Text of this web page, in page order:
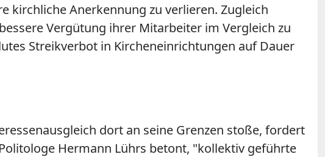
kirchliche Anerkennung zu verlieren. Zugleich
Vergütung ihrer Mitarbeiter im Vergleich zu
Streikverbot in Kircheneinrichtungen auf Dauer
dort an seine Grenzen stoße, fordert
Hermann Lührs betont, "kollektiv geführte